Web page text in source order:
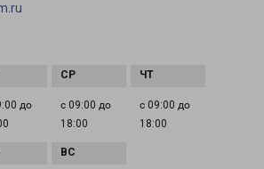
до
с 09:00 до
18:00
с 09:00 до
18:00